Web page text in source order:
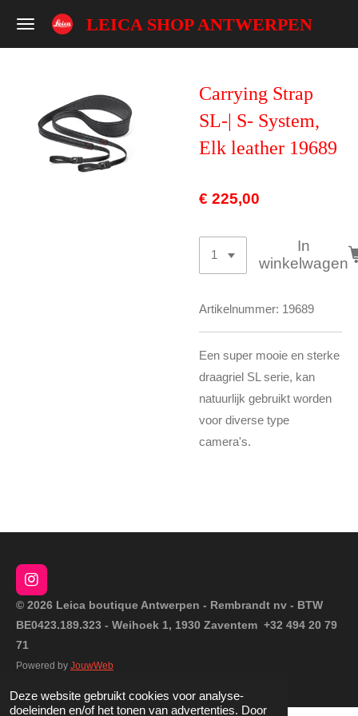
Deze website gebruikt cookies voor analyse-
doeleinden en/of het tonen van advertenties. Door
Ga
hoofdinhoud
LEICA SHOP ANTWERPEN
Carrying Strap
SL-| S- System,
Elk leather 19689
€ 225,00
In
winkelwagen
Artikelnummer: 19689
Een super mooie en sterke
draagriel SL serie, kan
natuurlijk gebruikt worden
voor diverse type
camera's.
I
n
t
r
m
© 2026 Leica boutique Antwerpen - Rembrandt nv - BTW
BE0423.189.323 - Weihoek 1, 1930 Zaventem +32 494 20 79
71
Powered by JouwWeb